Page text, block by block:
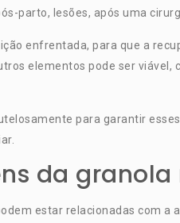
parto, lesões, após uma
enfrentada, para que a
elementos pode ser viável,
para garantir
da
estar relacionadas com a